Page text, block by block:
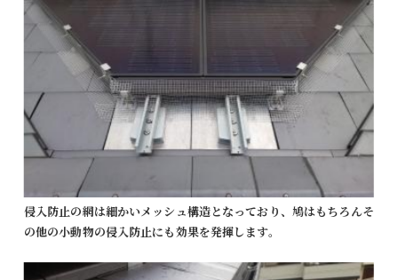
侵入防止の網は細かいメッシュ構造となっており、鳩はもちろんそ
の他の小動物の侵入防止にも効果を発揮します。